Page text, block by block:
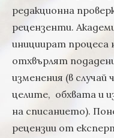
редакционна
рецензенти.
инициират процеса
отхвърлят
изменения (в
целите, обхвата и
на списанието).
рецензии от